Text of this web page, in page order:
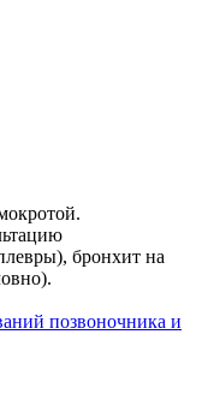
бронхит на
позвоночника и